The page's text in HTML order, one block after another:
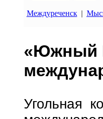
Междуреченск|
«Южный
Угольная